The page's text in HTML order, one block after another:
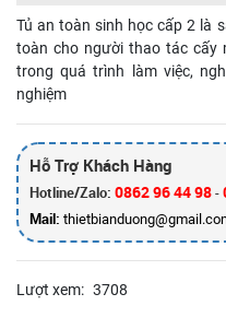
Tủ an toàn sinh học cấp 2 là
toàn cho người thao tác cấy
trong quá trình làm việc,
nghiệm
Hỗ Trợ Khách Hàng
Hotline/Zalo: 0862 96 44 98 -
Mail:
Lượt xem: 3708